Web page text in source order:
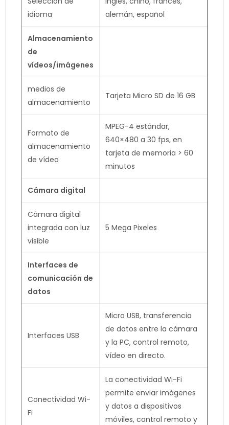
idioma
alemán, español
Almacenamiento
de
vídeos/imágenes
medios de
almacenamiento
Tarjeta Micro SD de 16 GB
Formato de
almacenamiento
de vídeo
MPEG-4 estándar,
640×480 a 30 fps, en
tarjeta de memoria > 60
minutos
Cámara digital
Cámara digital
integrada con luz
visible
5 Mega Pixeles
Interfaces de
comunicación de
datos
Interfaces USB
Micro USB, transferencia
de datos entre la cámara
y la PC, control remoto,
vídeo en directo.
Conectividad Wi-
Fi
La conectividad Wi-Fi
permite enviar imágenes
y datos a dispositivos
móviles, control remoto y